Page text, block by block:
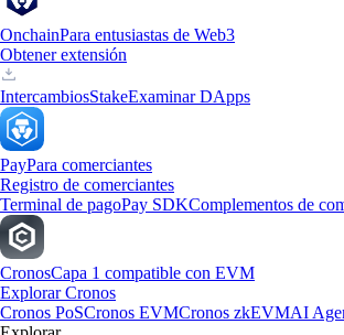
OnchainPara entusiastas de Web3
Obtener extensión
IntercambiosStakeExaminar DApps
PayPara comerciantes
Registro de comerciantes
Terminal de pagoPay SDKComplementos de
CronosCapa 1 compatible con EVM
Explorar Cronos
Cronos PoSCronos EVMCronos zkEVMAI